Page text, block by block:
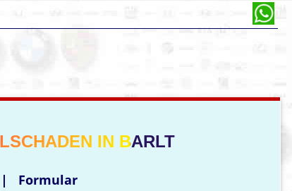
IN BARLT
| Formular